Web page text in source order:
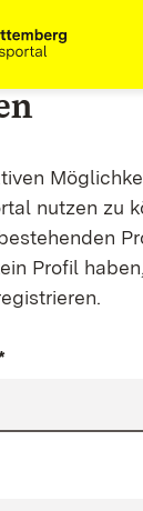
nutzen zu
Profil